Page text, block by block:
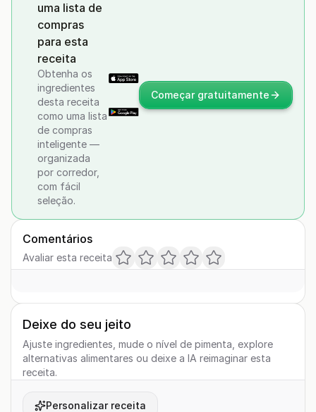
uma lista de
compras
para esta
receita
Obtenha os
ingredientes
desta receita
como uma lista
de compras
inteligente —
organizada
por corredor,
com fácil
seleção.
Começar gratuitamente
Comentários
Avaliar esta receita
Deixe do seu jeito
Ajuste ingredientes, mude o nível de pimenta, explore
alternativas alimentares ou deixe a IA reimaginar esta
receita.
Personalizar receita